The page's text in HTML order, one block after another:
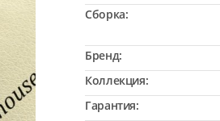
Сборка:
Бренд:
Коллекция:
Гарантия: